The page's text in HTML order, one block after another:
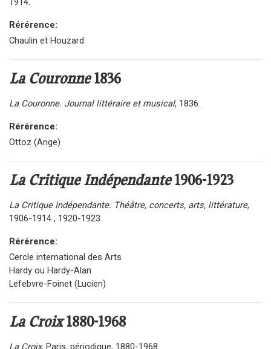
Rérérence:
Chaulin et Houzard
La Couronne1836
La Couronne. Journal littéraire et musical, 1836.
Rérérence:
Ottoz (Ange)
La Critique Indépendante1906-1923
La Critique Indépendante. Théâtre, concerts, arts, littérature,
1906-1914 ; 1920-1923.
Rérérence:
Cercle international des Arts
Hardy ou Hardy-Alan
Lefebvre-Foinet (Lucien)
La Croix1880-1968
La Croix, Paris, périodique, 1880-1968.